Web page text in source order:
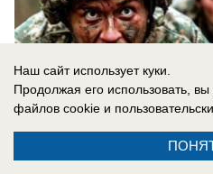
Наш сайт использует куки.
Продолжая его использовать,
файлов cookie и